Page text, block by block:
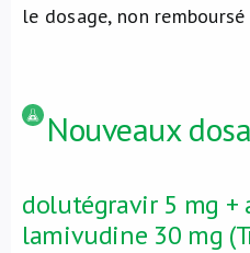
le dosage, non
Nouveaux
dolutégravir 5 mg +
lamivudine 30 mg